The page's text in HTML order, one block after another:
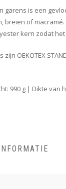
garens is een
breien of
kern zodat
zijn OEKOTEX
990 g | Dikte van